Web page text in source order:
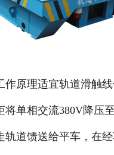
电磁吸盘
抓斗
作原理适宜轨道滑触
将单相交流380V降压
轨道馈送给平车，在